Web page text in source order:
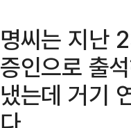
명씨는 지난
증인으로 출
냈는데 거기